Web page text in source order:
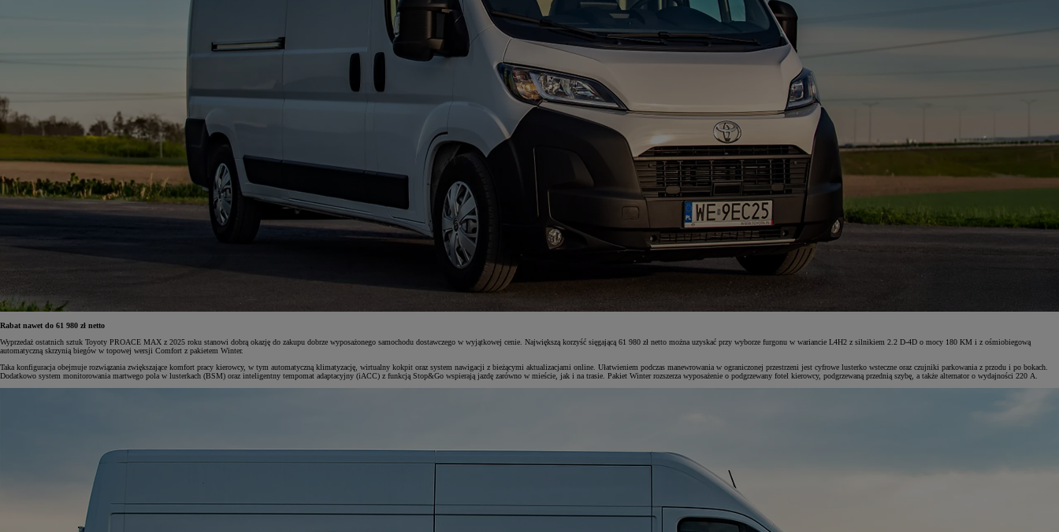
Rabat nawet do 61 980 zł netto
Wyprzedaż ostatnich sztuk Toyoty PROACE MAX z 2025 roku stanowi dobrą okazję do zakupu dobrze wyposażonego samochodu dostawczego w wyjątkowej cenie. Największą korzyść sięgającą 61 980 zł netto można uzyskać przy wyborze furgonu w wariancie L4H2 z silnikiem 2.2 D-4D o mocy 180 KM i z ośmiobiegową
automatyczną skrzynią biegów w topowej wersji Comfort z pakietem Winter.
Taka konfiguracja obejmuje rozwiązania zwiększające komfort pracy kierowcy, w tym automatyczną klimatyzację, wirtualny kokpit oraz system nawigacji z bieżącymi aktualizacjami online. Ułatwieniem podczas manewrowania w ograniczonej przestrzeni jest cyfrowe lusterko wsteczne oraz czujniki parkowania z przodu i po bokach.
Dodatkowo system monitorowania martwego pola w lusterkach (BSM) oraz inteligentny tempomat adaptacyjny (iACC) z funkcją Stop&Go wspierają jazdę zarówno w mieście, jak i na trasie. Pakiet Winter rozszerza wyposażenie o podgrzewany fotel kierowcy, podgrzewaną przednią szybę, a także alternator o wydajności 220 A.